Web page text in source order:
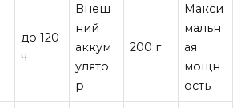
до 120
ч
Внеш
ний
аккум
улято
р
200 г
Макси
мальн
ая
мощн
ость